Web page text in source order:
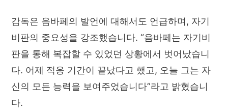
감독은 음바페의 발언에 대해서도 언급하며, 자기
비판의 중요성을 강조했습니다. “음바페는 자기비
판을 통해 복잡할 수 있었던 상황에서 벗어났습니
다. 어제 적응 기간이 끝났다고 했고, 오늘 그는 자
신의 모든 능력을 보여주었습니다”라고 밝혔습니
다.